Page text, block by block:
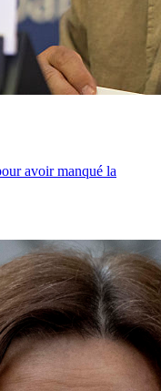
avoir manqué la